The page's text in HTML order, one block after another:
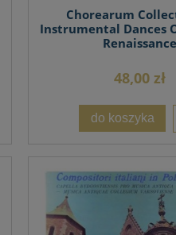
Chorearum
Instrumental Dances
Renaissance
48,00 zł
do koszyka